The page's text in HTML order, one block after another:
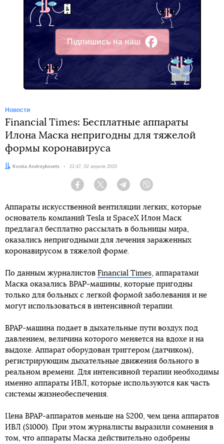
Підпишись на наш
Facebook
Новости
Financial Times: Бесплатные аппараты
Илона Маска непригодны для тяжелой
формы коронавируса
Автор:Kostia Andreykovets Дата:
22:47, 02 апреля 2020
Facebook Twitter Telegram
Аппараты искусственной вентиляции легких, которые
основатель компаний Tesla и SpaceX Илон Маск
предлагал бесплатно рассылать в больницы мира,
оказались непригодными для лечения зараженных
коронавирусом в тяжелой форме.
По данным журналистов Financial Times, аппаратами
Маска оказались BPAP-машины, которые пригодны
только для больных с легкой формой заболевания и не
могут использоваться в интенсивной терапии.
BPAP-машина подает в дыхательные пути воздух под
давлением, величина которого меняется на вдохе и на
выдохе. Аппарат оборудован триггером (датчиком),
регистрирующим дыхательные движения больного в
реальном времени. Для интенсивной терапии необходимы
именно аппараты ИВЛ, которые используются как часть
системы жизнеобеспечения.
Цена BPAP-аппаратов меньше на $200, чем цена аппаратов
ИВЛ ($1000). При этом журналисты выразили сомнения в
том, что аппараты Маска действительно одобрены